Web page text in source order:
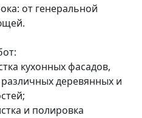
от генеральной
кухонных фасадов,
деревянных и
и полировка